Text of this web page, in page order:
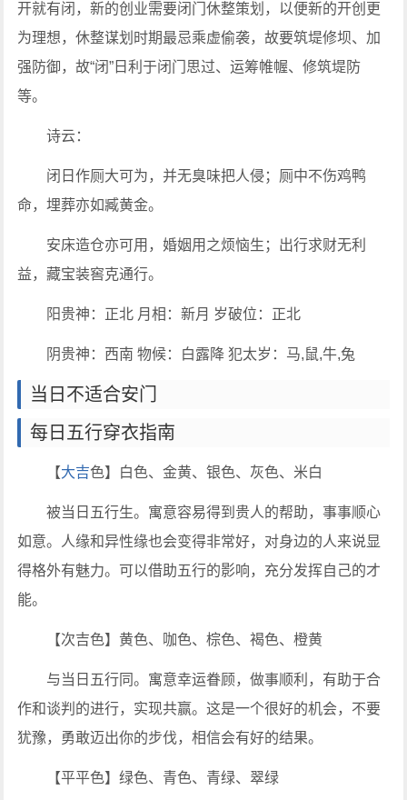
开就有闭，新的创业需要闭门休整策划，以便新的开创更
为理想，休整谋划时期最忌乘虚偷袭，故要筑堤修坝、加
强防御，故“闭”日利于闭门思过、运筹帷幄、修筑堤防
等。
诗云：
闭日作厕大可为，并无臭味把人侵；厕中不伤鸡鸭
命，埋葬亦如臧黄金。
安床造仓亦可用，婚姻用之烦恼生；出行求财无利
益，藏宝装窖克通行。
阳贵神：正北 月相：新月 岁破位：正北
阴贵神：西南 物候：白露降 犯太岁：马,鼠,牛,兔
当日不适合安门
每日五行穿衣指南
【大吉色】白色、金黄、银色、灰色、米白
被当日五行生。寓意容易得到贵人的帮助，事事顺心
如意。人缘和异性缘也会变得非常好，对身边的人来说显
得格外有魅力。可以借助五行的影响，充分发挥自己的才
能。
【次吉色】黄色、咖色、棕色、褐色、橙黄
与当日五行同。寓意幸运眷顾，做事顺利，有助于合
作和谈判的进行，实现共赢。这是一个很好的机会，不要
犹豫，勇敢迈出你的步伐，相信会有好的结果。
【平平色】绿色、青色、青绿、翠绿